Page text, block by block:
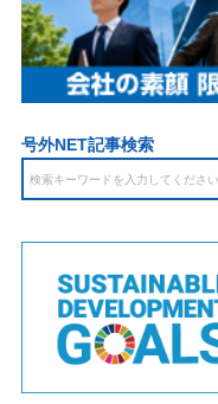
号外NET記事検索